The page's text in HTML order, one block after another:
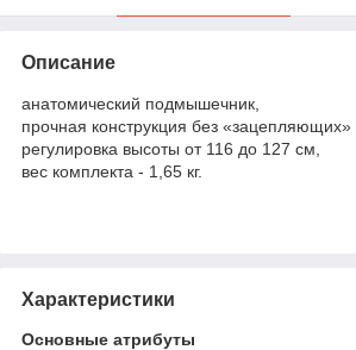
Описание
анатомический подмышечник,
прочная конструкция без «зацепляющих»
регулировка высоты от 116 до 127 см,
вес комплекта - 1,65 кг.
Характеристики
Основные атрибуты